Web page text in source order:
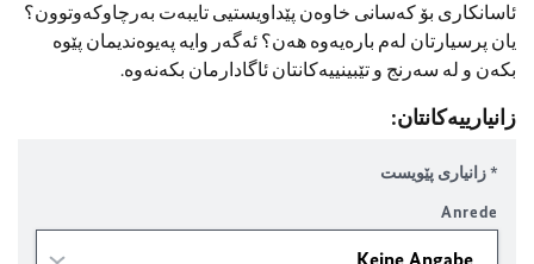
ئاسانکاری بۆ کەسانی خاوەن پێداویستیی تایبەت بەرچاوکەوتوون؟
یان پرسیارتان لەم بارەیەوە هەن؟ ئەگەر وایە پەیوەندیمان پێوە
بکەن و لە سەرنج و تێبینییەکانتان ئاگادارمان بکەنەوە.
زانیارییەکانتان:
* زانیاری پێویست
Anrede